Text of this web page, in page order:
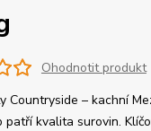
Ohodnotit produkt
Countryside – kachní
patří kvalita surovin.